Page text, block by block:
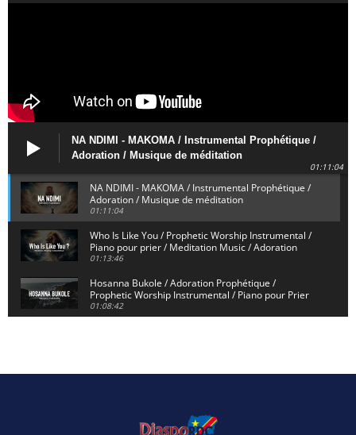
NA NDIMI - MAKOMA / Instrumental Prophétique /
Adoration / Musique de méditation
01:11:04
NA NDIMI - MAKOMA / Instrumental Prophétique /
Adoration / Musique de méditation
01:11:04
Who Is Like You / Prophetic Worship Instrumental /
Piano pour prier / Meditation Music / Adoration
01:13:46
Hosanna Bukole / Adoration Prophétique /
Prophetic Worship Instrumental / Piano pour Prier
01:08:42
Dieu de Secours - God of Rescue / Adoration
Yahweh Sabaoth / Prophetic Worship Instrumental